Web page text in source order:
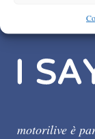
motorilive è